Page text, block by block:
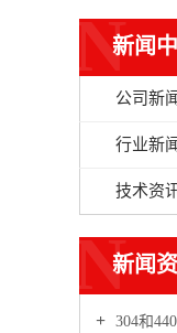
新闻
N
公司新闻
行业新闻
技术资
新闻
N
304和